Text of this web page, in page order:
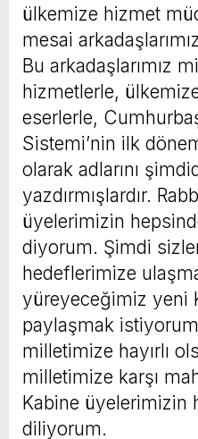
ülkemize hizmet
mesai
Bu arkadaşlarımız
hizmetlerle, ülkemize
eserlerle,
Sistemi’nin ilk
olarak adlarını
yazdırmışlardır.
üyelerimizin
diyorum. Şimdi
hedeflerimize
yüreyeceğimiz yeni
paylaşmak
milletimize hayırlı
milletimize karşı
Kabine üyelerimizin
diliyorum.